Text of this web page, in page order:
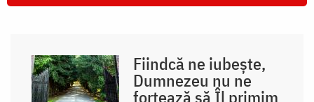
Fiindcă ne iubește,
Dumnezeu nu ne
forțează să Îl primim